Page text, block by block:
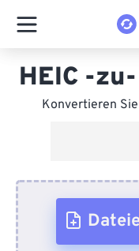
HEIC -
Konvertieren